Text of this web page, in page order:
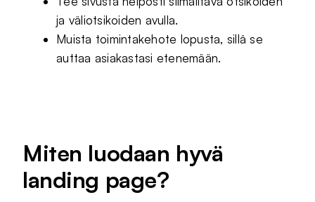
ja väliotsikoiden avulla.
Muista toimintakehote lopusta, sillä se
auttaa asiakastasi etenemään.
Miten luodaan hyvä
landing page?